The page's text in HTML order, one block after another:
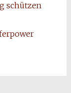
schützen